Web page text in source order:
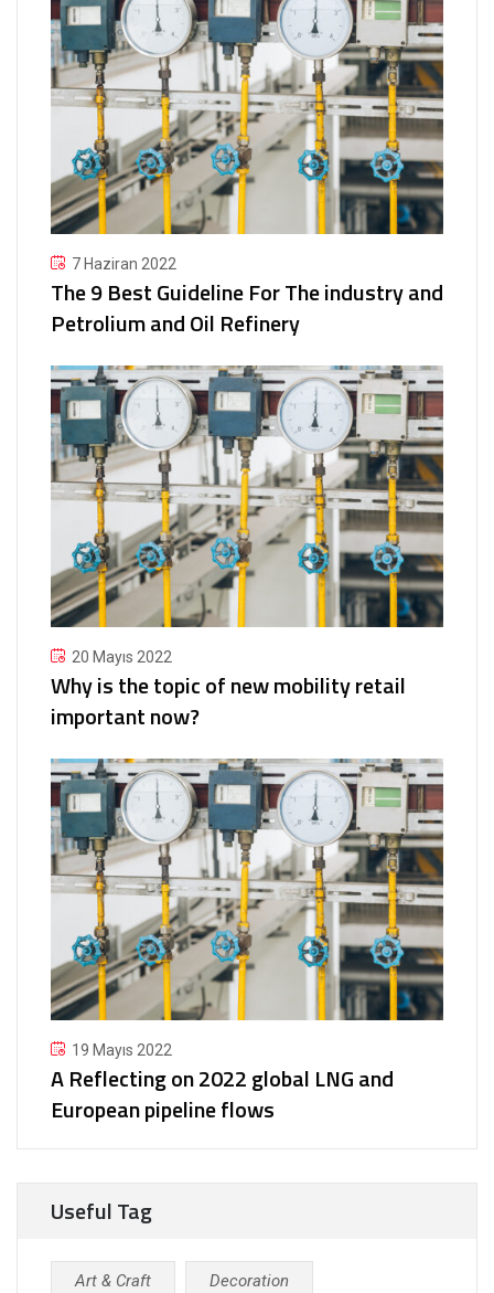
7 Haziran 2022
The 9 Best Guideline For The industry and
Petrolium and Oil Refinery
20 Mayıs 2022
Why is the topic of new mobility retail
important now?
19 Mayıs 2022
A Reflecting on 2022 global LNG and
European pipeline flows
Useful Tag
Art & Craft Decoration